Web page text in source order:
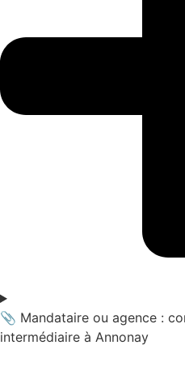
📎 Mandataire ou agence :
intermédiaire à Annonay